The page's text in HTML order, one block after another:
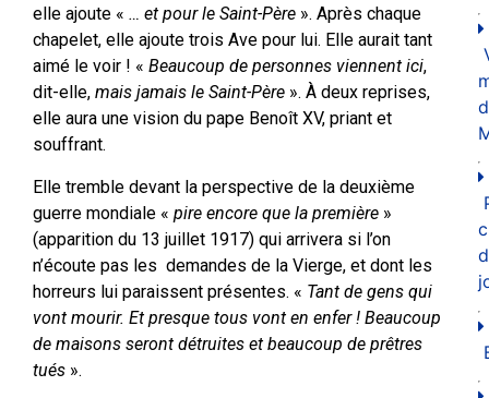
elle ajoute « … et pour le Saint-Père ». Après chaque
chapelet, elle ajoute trois Ave pour lui. Elle aurait tant
aimé le voir ! « Beaucoup de personnes viennent ici,
dit-elle, mais jamais le Saint-Père ». À deux reprises,
elle aura une vision du pape Benoît XV, priant et
souffrant.
Elle tremble devant la perspective de la deuxième
guerre mondiale « pire encore que la première »
(apparition du 13 juillet 1917) qui arrivera si l’on
n’écoute pas les demandes de la Vierge, et dont les
horreurs lui paraissent présentes. « Tant de gens qui
vont mourir. Et presque tous vont en enfer ! Beaucoup
de maisons seront détruites et beaucoup de prêtres
tués ».